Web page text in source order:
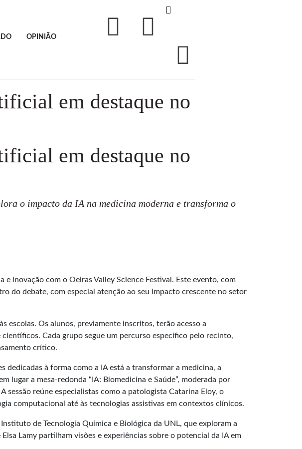
OPINIÃO
em destaque no
em destaque no
o impacto da IA na medicina moderna e transforma o
inovação com o Oeiras Valley Science Festival. Este evento, com
do debate, com especial atenção ao seu impacto crescente no setor
escolas. Os alunos, previamente inscritos, terão acesso a
Cada grupo segue um percurso específico pelo recinto,
crítico.
dedicadas à forma como a IA está a transformar a medicina, a
lugar a mesa-redonda “IA: Biomedicina e Saúde”, moderada por
sessão reúne especialistas como a patologista Catarina Eloy, o
computacional até às tecnologias assistivas em contextos clínicos.
de Tecnologia Química e Biológica da UNL, que exploram a
Lamy partilham visões e experiências sobre o potencial da IA em